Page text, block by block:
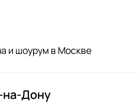
и шоурум в Москве
на-Дону